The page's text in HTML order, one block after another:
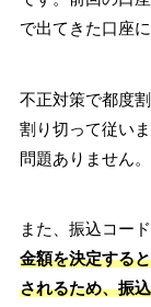
で出てきた口座
不正対策で都度
割り切って従い
問題ありません。
また、振込コー
金額を決定する
されるため、振